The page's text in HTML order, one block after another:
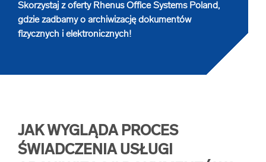
Skorzystaj z oferty Rhenus Office Systems Poland,
gdzie zadbamy o archiwizację dokumentów
fizycznych i elektronicznych!
JAK WYGLĄDA PROCES
ŚWIADCZENIA USŁUGI